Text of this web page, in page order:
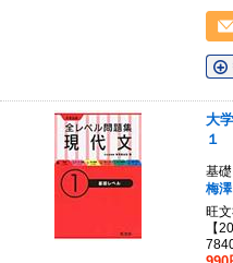
大
１
基
梅
旺
【